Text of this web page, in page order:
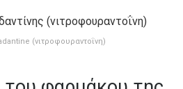
(νιτροφουραντοΐνη)